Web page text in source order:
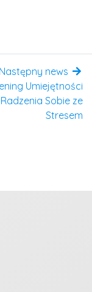
Następny news
Umiejętności
Radzenia Sobie ze
Stresem